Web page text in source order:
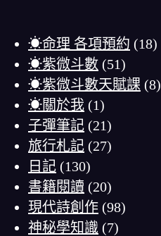
☀命理 各項預約 (18)
☀紫微斗數 (51)
☀紫微斗數天賦課 (8)
☀關於我 (1)
子彈筆記 (21)
旅行札記 (27)
日記 (130)
書籍閱讀 (20)
現代詩創作 (98)
神秘學知識 (7)